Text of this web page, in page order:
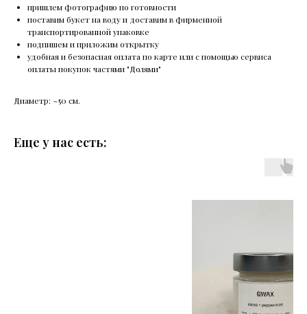
пришлем фотографию по готовности
поставим букет на воду и доставим в фирменной
транспортированной упаковке
подпишем и приложим открытку
удобная и безопасная оплата по карте или с помощью сервиса
оплаты покупок частями "Долями"
Диаметр: ~50 см.
Еще у нас есть: